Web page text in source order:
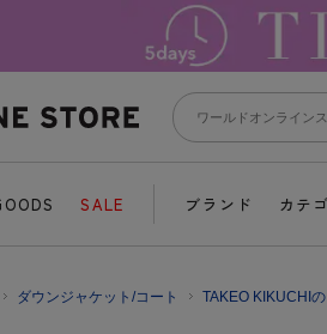
SALE ブランド カテ
ダウンジャケット/コート TAKEO KIKUCHI